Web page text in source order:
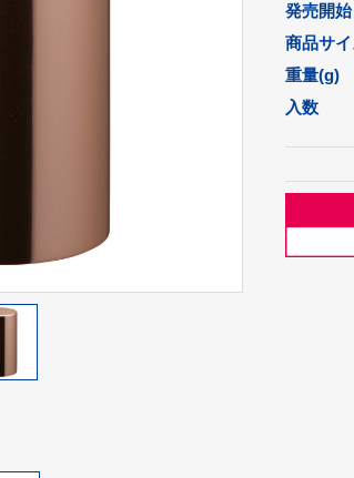
発売開
商品サ
重量(g)
入数